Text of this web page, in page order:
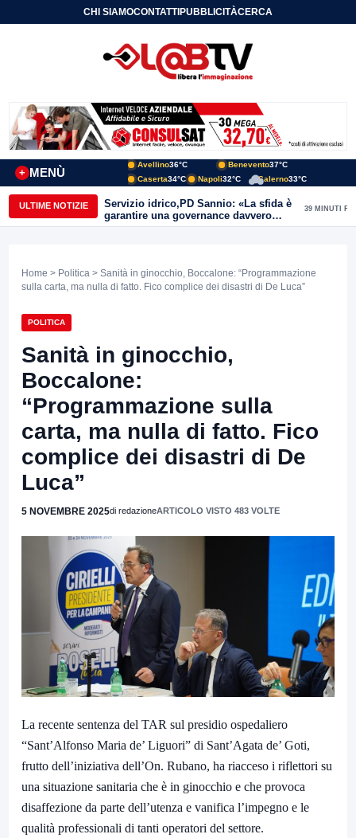
CHI SIAMOCONTATTIPUBBLICITÀCERCA
MENÙ
+
Avellino36°C Benevento37°C
Caserta34°C Napoli32°C Salerno33°C
ULTIME NOTIZIE
Servizio idrico,PD Sannio: «La sfida è
garantire una governance davvero
pubblica»
39 MINUTI FA
Home > Politica > Sanità in ginocchio, Boccalone: “Programmazione
sulla carta, ma nulla di fatto. Fico complice dei disastri di De Luca”
POLITICA
Sanità in ginocchio,
Boccalone:
“Programmazione sulla
carta, ma nulla di fatto. Fico
complice dei disastri di De
Luca”
5 NOVEMBRE 2025di redazioneARTICOLO VISTO 483 VOLTE
La recente sentenza del TAR sul presidio ospedaliero
“Sant’Alfonso Maria de’ Liguori” di Sant’Agata de’ Goti,
frutto dell’iniziativa dell’On. Rubano, ha riacceso i riflettori su
una situazione sanitaria che è in ginocchio e che provoca
disaffezione da parte dell’utenza e vanifica l’impegno e le
qualità professionali di tanti operatori del settore.